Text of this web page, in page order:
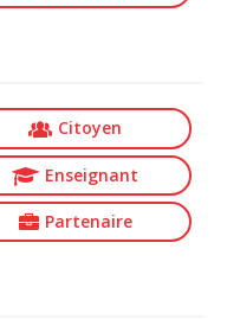
Citoyen
Enseignant
Partenaire